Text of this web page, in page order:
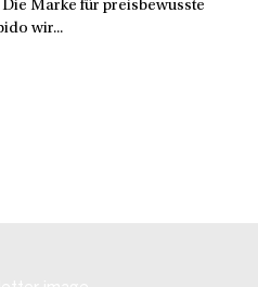
Marke für preisbewusste
wir...